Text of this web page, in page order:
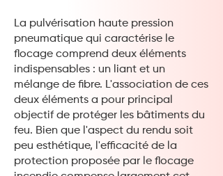
La pulvérisation haute pression
pneumatique qui caractérise le
flocage comprend deux éléments
indispensables : un liant et un
mélange de fibre. L'association de ces
deux éléments a pour principal
objectif de protéger les bâtiments du
feu. Bien que l'aspect du rendu soit
peu esthétique, l'efficacité de la
protection proposée par le flocage